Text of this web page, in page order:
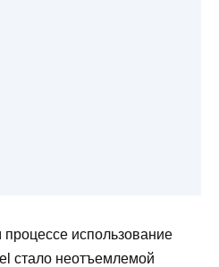
использование
стало неотъемлемой